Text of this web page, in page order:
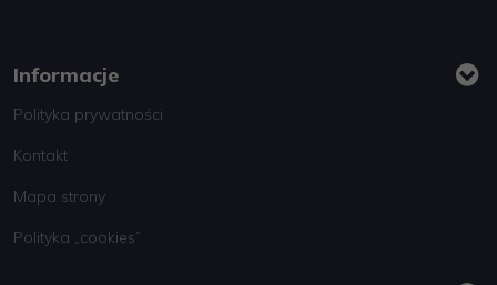
Informacje
Polityka prywatności
Kontakt
Mapa strony
Polityka „cookies”